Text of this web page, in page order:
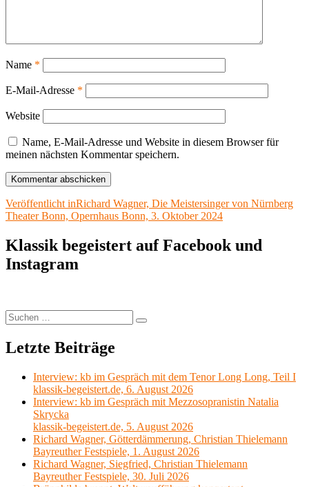
Name *
E-Mail-Adresse *
Website
Name, E-Mail-Adresse und Website in diesem Browser für
meinen nächsten Kommentar speichern.
Beitragsnavigation
Veröffentlicht inRichard Wagner, Die Meistersinger von Nürnberg
Theater Bonn, Opernhaus Bonn, 3. Oktober 2024
Klassik begeistert auf Facebook und
Instagram
Suchen
nach:
Suchen
Letzte Beiträge
Interview: kb im Gespräch mit dem Tenor Long Long, Teil I
klassik-begeistert.de, 6. August 2026
Interview: kb im Gespräch mit Mezzosopranistin Natalia
Skrycka
klassik-begeistert.de, 5. August 2026
Richard Wagner, Götterdämmerung, Christian Thielemann
Bayreuther Festspiele, 1. August 2026
Richard Wagner, Siegfried, Christian Thielemann
Bayreuther Festspiele, 30. Juli 2026